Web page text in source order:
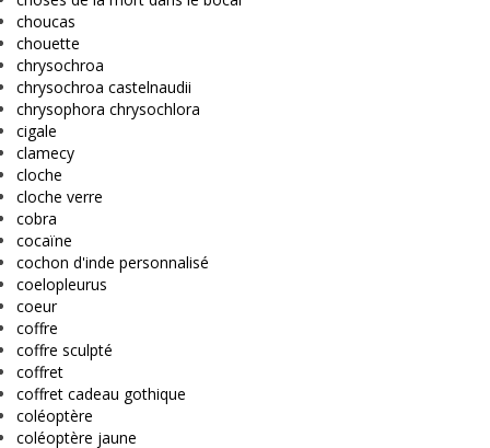
choucas
chouette
chrysochroa
chrysochroa castelnaudii
chrysophora chrysochlora
cigale
clamecy
cloche
cloche verre
cobra
cocaïne
cochon d'inde personnalisé
coelopleurus
coeur
coffre
coffre sculpté
coffret
coffret cadeau gothique
coléoptère
coléoptère jaune